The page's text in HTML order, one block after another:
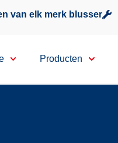
van elk merk blusser
Producten